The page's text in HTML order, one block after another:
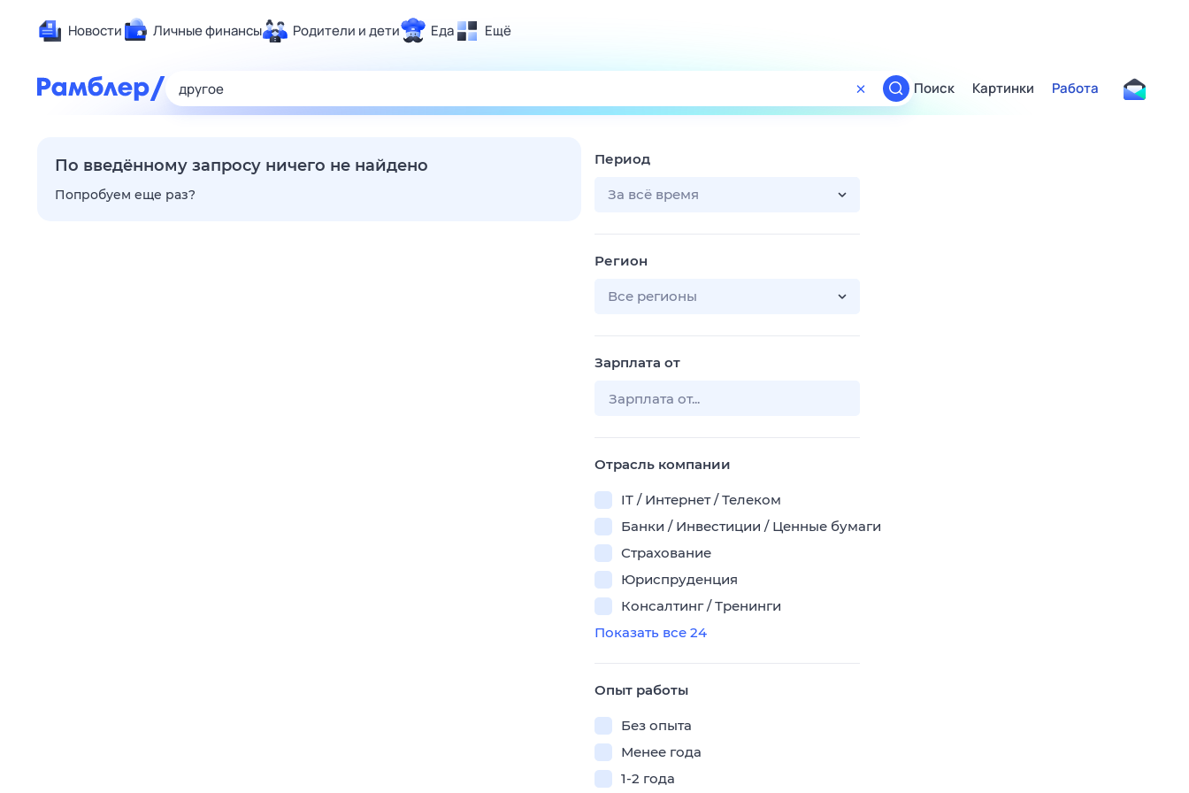
Новости Личные финансы Родители и дети Еда Ещё
Развлечения и отдых
Спорт
Поиск
ТВ-программа
Поиск Картинки Работа
По введённому запросу ничего не найдено
Попробуем еще раз?
Период
За всё время
Регион
Все регионы
Зарплата от
Отрасль компании
IT / Интернет / Телеком
Банки / Инвестиции / Ценные бумаги
Страхование
Юриспруденция
Консалтинг / Тренинги
Показать все 24
Опыт работы
Без опыта
Менее года
1-2 года